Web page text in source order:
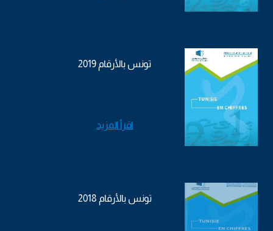
تونس بالأرقام 2019
اقرأ المزيد
تونس بالأرقام 2018